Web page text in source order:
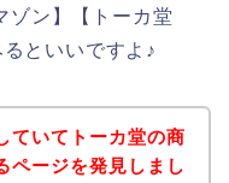
ゾン】【トーカ堂
といいですよ♪
ていてトーカ堂の商
ページを発見しまし